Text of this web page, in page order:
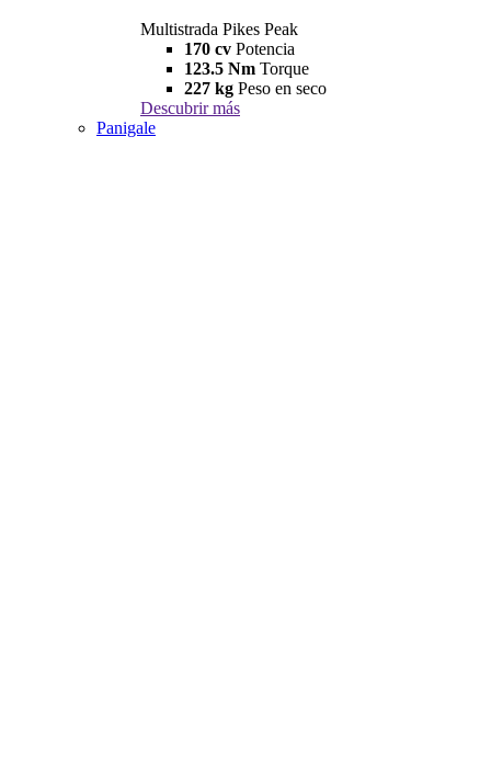
Multistrada Pikes Peak
170 cv Potencia
123.5 Nm Torque
227 kg Peso en seco
Descubrir más
Panigale